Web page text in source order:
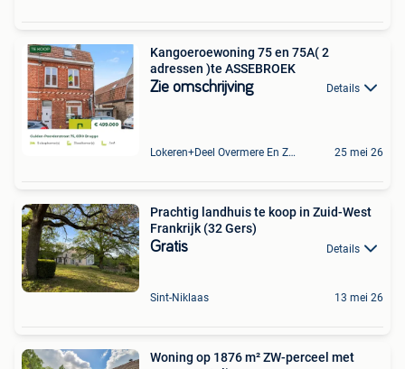
Kangoeroewoning 75 en 75A( 2
adressen )te ASSEBROEK
Zie omschrijving Details
Lokeren+Deel Overmere En Zele 25 mei 26
Prachtig landhuis te koop in Zuid-West
Frankrijk (32 Gers)
Gratis Details
Sint-Niklaas 13 mei 26
Woning op 1876 m² ZW-perceel met